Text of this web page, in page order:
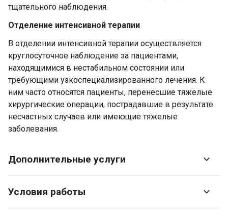
тщательного наблюдения.
Отделение интенсивной терапии
В отделении интенсивной терапии осуществляется
круглосуточное наблюдение за пациентами,
находящимися в нестабильном состоянии или
требующими узкоспециализированного лечения. К
ним часто относятся пациенты, перенесшие тяжелые
хирургические операции, пострадавшие в результате
несчастных случаев или имеющие тяжелые
заболевания.
Дополнительные услуги
Условия работы